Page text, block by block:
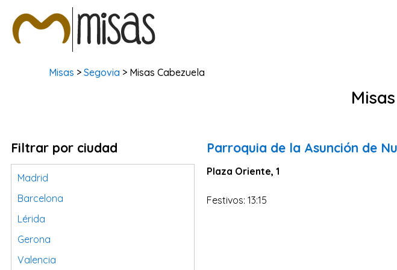
Misas >Segovia > Misas Cabezuela
Filtrar por ciudad
Madrid
Barcelona
Lérida
Gerona
Valencia
Parroquia de la Asunción de
Plaza Oriente, 1
Festivos: 13:15